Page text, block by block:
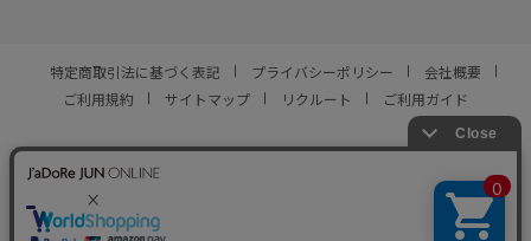
特定商取引法に基づく表記 プライバシーポリシー
会社概要
ご利用規約
サイトマップ リクルート ご利用ガイド
© JUN CO.,LTD. ALL RIGHTS RESERVED.